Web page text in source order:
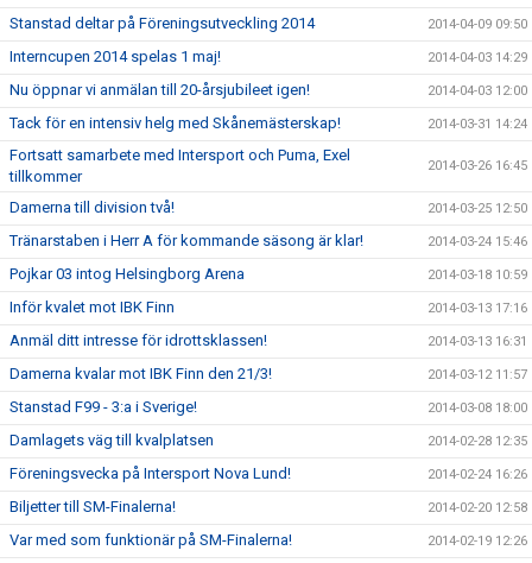
Stanstad deltar på Föreningsutveckling 2014 2014-04-09 09:50
Interncupen 2014 spelas 1 maj! 2014-04-03 14:29
Nu öppnar vi anmälan till 20-årsjubileet igen! 2014-04-03 12:00
Tack för en intensiv helg med Skånemästerskap! 2014-03-31 14:24
Fortsatt samarbete med Intersport och Puma, Exel
tillkommer
2014-03-26 16:45
Damerna till division två! 2014-03-25 12:50
Tränarstaben i Herr A för kommande säsong är klar! 2014-03-24 15:46
Pojkar 03 intog Helsingborg Arena 2014-03-18 10:59
Inför kvalet mot IBK Finn 2014-03-13 17:16
Anmäl ditt intresse för idrottsklassen! 2014-03-13 16:31
Damerna kvalar mot IBK Finn den 21/3! 2014-03-12 11:57
Stanstad F99 - 3:a i Sverige! 2014-03-08 18:00
Damlagets väg till kvalplatsen 2014-02-28 12:35
Föreningsvecka på Intersport Nova Lund! 2014-02-24 16:26
Biljetter till SM-Finalerna! 2014-02-20 12:58
Var med som funktionär på SM-Finalerna! 2014-02-19 12:26